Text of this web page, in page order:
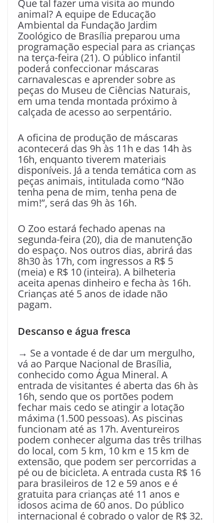
Que tal fazer uma visita ao mundo
animal? A equipe de Educação
Ambiental da Fundação Jardim
Zoológico de Brasília preparou uma
programação especial para as crianças
na terça-feira (21). O público infantil
poderá confeccionar máscaras
carnavalescas e aprender sobre as
peças do Museu de Ciências Naturais,
em uma tenda montada próximo à
calçada de acesso ao serpentário.
A oficina de produção de máscaras
acontecerá das 9h às 11h e das 14h às
16h, enquanto tiverem materiais
disponíveis. Já a tenda temática com as
peças animais, intitulada como “Não
tenha pena de mim, tenha pena de
mim!”, será das 9h às 16h.
O Zoo estará fechado apenas na
segunda-feira (20), dia de manutenção
do espaço. Nos outros dias, abrirá das
8h30 às 17h, com ingressos a R$ 5
(meia) e R$ 10 (inteira). A bilheteria
aceita apenas dinheiro e fecha às 16h.
Crianças até 5 anos de idade não
pagam.
Descanso e água fresca
→ Se a vontade é de dar um mergulho,
vá ao Parque Nacional de Brasília,
conhecido como Água Mineral. A
entrada de visitantes é aberta das 6h às
16h, sendo que os portões podem
fechar mais cedo se atingir a lotação
máxima (1.500 pessoas). As piscinas
funcionam até as 17h. Aventureiros
podem conhecer alguma das três trilhas
do local, com 5 km, 10 km e 15 km de
extensão, que podem ser percorridas a
pé ou de bicicleta. A entrada custa R$ 16
para brasileiros de 12 e 59 anos e é
gratuita para crianças até 11 anos e
idosos acima de 60 anos. Do público
internacional é cobrado o valor de R$ 32.